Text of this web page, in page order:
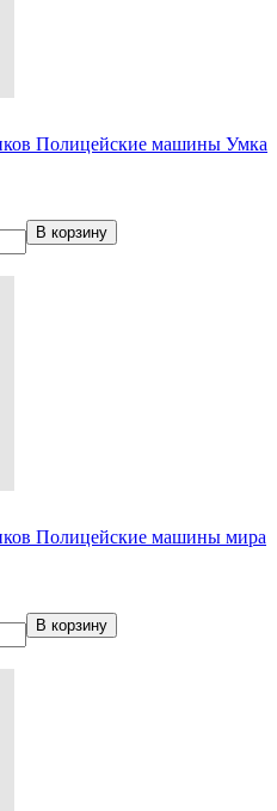
Полицейские машины Умка
В корзину
Полицейские машины мира
В корзину